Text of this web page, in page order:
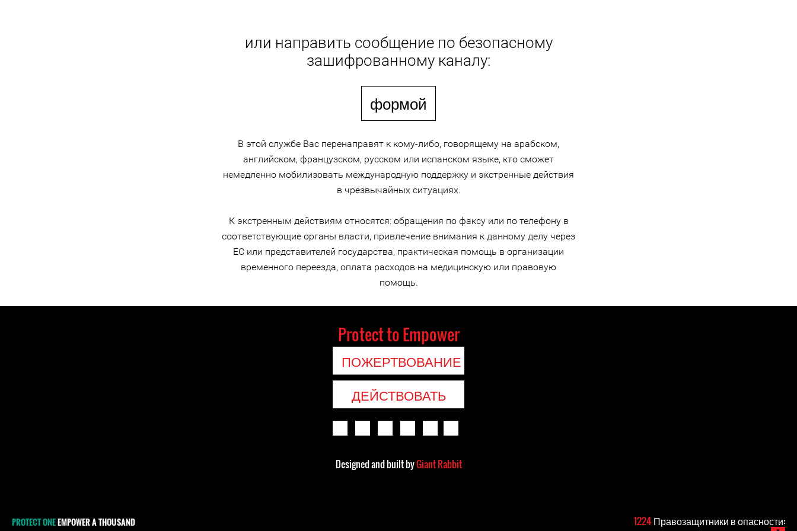
или направить сообщение по безопасному
зашифрованному каналу:
формой
В этой службе Вас перенаправят к кому-либо, говорящему на арабском,
английском, французском, русском или испанском языке, кто сможет
немедленно мобилизовать международную поддержку и экстренные действия
в чрезвычайных ситуациях.
К экстренным действиям относятся: обращения по факсу или по телефону в
соответствующие органы власти, привлечение внимания к данному делу через
ЕС или представителей государства, практическая помощь в организации
временного переезда, оплата расходов на медицинскую или правовую
помощь.
Protect to Empower
ПОЖЕРТВОВАНИЕ
ДЕЙСТВОВАТЬ
Designed and built byGiant Rabbit
PROTECT ONEEMPOWER A THOUSAND 1224Правозащитники в опасности: